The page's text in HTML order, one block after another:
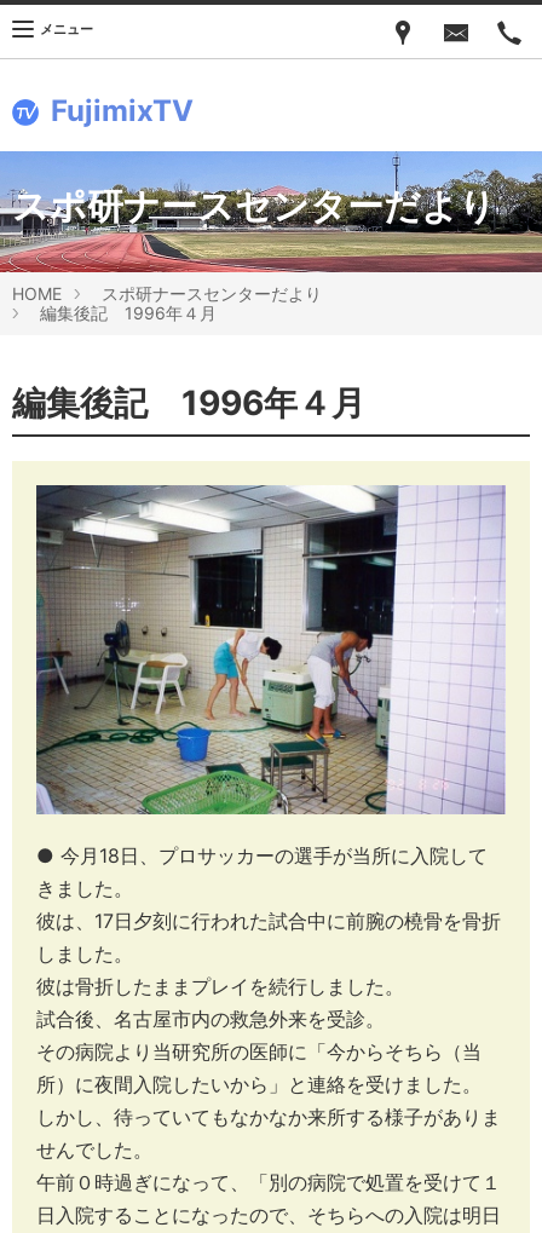
FujimixTV
メニュー
スポ研ナースセンターだより
HOME
スポ研ナースセンターだより
編集後記 1996年４月
編集後記 1996年４月
● 今月18日、プロサッカーの選手が当所に入院して
きました。
彼は、17日夕刻に行われた試合中に前腕の橈骨を骨折
しました。
彼は骨折したままプレイを続行しました。
試合後、名古屋市内の救急外来を受診。
その病院より当研究所の医師に「今からそちら（当
所）に夜間入院したいから」と連絡を受けました。
しかし、待っていてもなかなか来所する様子がありま
せんでした。
午前０時過ぎになって、「別の病院で処置を受けて１
日入院することになったので、そちらへの入院は明日